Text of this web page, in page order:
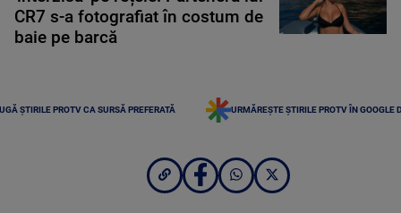
CR7 s-a fotografiat în costum de
baie pe barcă
ȘTIRILE PROTV CA SURSĂ PREFERATĂ URMĂREȘTE ȘTIRILE PROTV ÎN GOOGLE